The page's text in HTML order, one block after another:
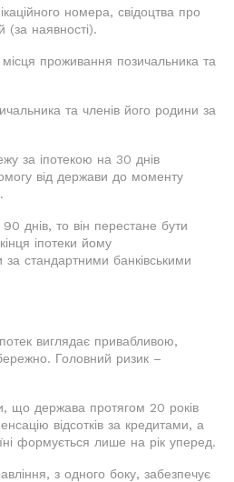
номера, свідоцтва про
наявності).
проживання позичальника та
та членів його родини за
за іпотекою на 30 днів
від держави до моменту
днів, то він перестане бути
іпотеки йому
за стандартними банківськими
виглядає привабливою,
Головний ризик –
що держава протягом 20 років
відсотків за кредитами, а
формується лише на рік уперед.
з одного боку, забезпечує